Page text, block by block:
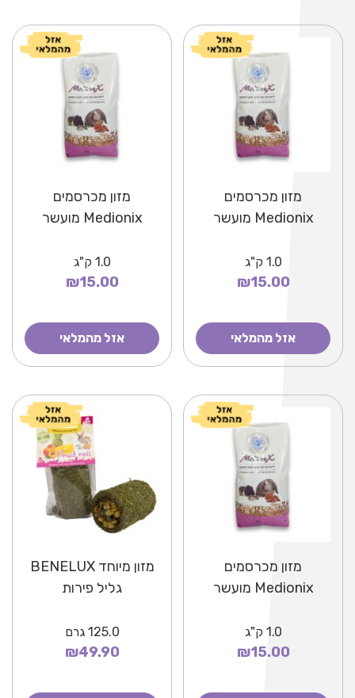
מזון מכרסמים
Medionix מועשר
1.0 ק"ג
₪15.00
אזל מהמלאי
מזון מכרסמים
Medionix מועשר
1.0 ק"ג
₪15.00
אזל מהמלאי
מזון מכרסמים
Medionix מועשר
1.0 ק"ג
₪15.00
מזון מיוחד BENELUX
גליל פירות
125.0 גרם
₪49.90